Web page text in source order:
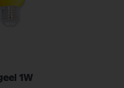
1W